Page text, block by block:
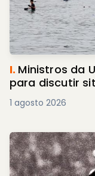
I. Ministros da
para discutir
1 agosto 2026